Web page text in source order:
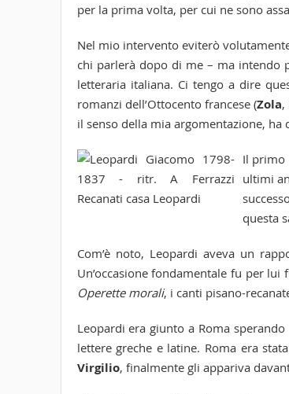
per la prima volta, per cui ne sono
Nel mio intervento eviterò
chi parlerà dopo di me – ma intendo
letteraria italiana. Ci tengo a dire
romanzi dell’Ottocento francese (Zola,
il senso della mia argomentazione,
Il primo
ultimi
questa
Com’è noto, Leopardi aveva un
Un’occasione fondamentale fu per
Operette morali, i canti pisano-
Leopardi era giunto a Roma
lettere greche e latine. Roma era
Virgilio, finalmente gli appariva